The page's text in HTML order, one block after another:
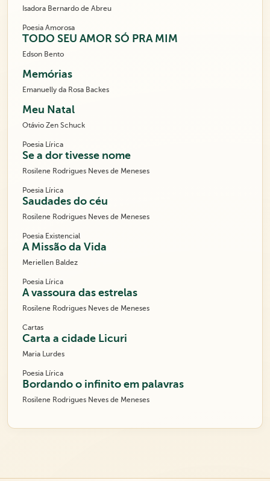
Isadora Bernardo de Abreu
Poesia Amorosa
TODO SEU AMOR SÓ PRA MIM
Edson Bento
Memórias
Emanuelly da Rosa Backes
Meu Natal
Otávio Zen Schuck
Poesia Lírica
Se a dor tivesse nome
Rosilene Rodrigues Neves de Meneses
Poesia Lírica
Saudades do céu
Rosilene Rodrigues Neves de Meneses
Poesia Existencial
A Missão da Vida
Meriellen Baldez
Poesia Lírica
A vassoura das estrelas
Rosilene Rodrigues Neves de Meneses
Cartas
Carta a cidade Licuri
Maria Lurdes
Poesia Lírica
Bordando o infinito em palavras
Rosilene Rodrigues Neves de Meneses